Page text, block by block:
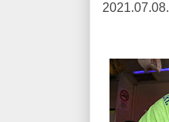
2021.07.08.